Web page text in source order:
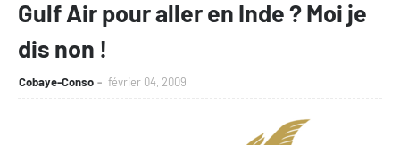
Gulf Air pour aller en Inde ? Moi je
dis non !
Cobaye-Conso février 04, 2009